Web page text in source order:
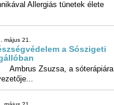
május 21.
a Sószigeti
Zsuzsa, a sóterápiára